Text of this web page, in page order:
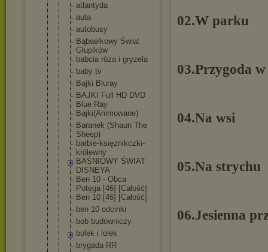
atlantyda
auta
autobusy
Bąbaelkowy Świat
Głupików
babcia róza i gryzela
baby tv
Bajki Bluray
BAJKI Full HD DVD
Blue Ray
Bajki(Animowane)
Baranek (Shaun The
Sheep)
barbie-księznikczki-
królewny
BAŚNIOWY ŚWIAT
DISNEYA
Ben 10 - Obca
Potęga [46] [Całość]
Ben 10 [46] [Całość]
ben 10 odcinki
bob budowniczy
bolek i lolek
brygada RR
02.W parku
03.Przygoda w
04.Na wsi
05.Na strychu
06.Jesienna